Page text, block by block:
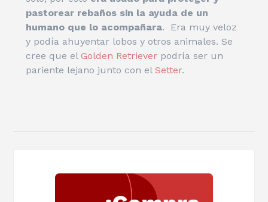
pastorear rebaños sin la ayuda de un
humano que lo acompañara. Era muy veloz
y podía ahuyentar lobos y otros animales. Se
cree que el Golden Retrieverpodría ser un
pariente lejano junto con el Setter.